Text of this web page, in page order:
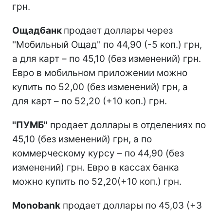
грн.
Ощадбанк продает доллары через
''Мобильный Ощад'' по 44,90 (-5 коп.) грн,
а для карт – по 45,10 (без изменений) грн.
Евро в мобильном приложении можно
купить по 52,00 (без изменений) грн, а
для карт – по 52,20 (+10 коп.) грн.
''ПУМБ'' продает доллары в отделениях по
45,10 (без изменений) грн, а по
коммерческому курсу – по 44,90 (без
изменений) грн. Евро в кассах банка
можно купить по 52,20(+10 коп.) грн.
Monobank продает доллары по 45,03 (+3